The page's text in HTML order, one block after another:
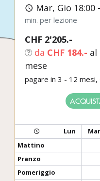
Mar, Gio 18:00
min. per lezione
CHF 2'205.-
da CHF 184.- al
mese
pagare in 3 - 12 mesi,
Lun Mar
Mattino
Pranzo
Pomeriggio